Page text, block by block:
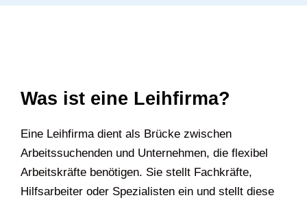
Was ist eine Leihfirma?
Eine Leihfirma dient als Brücke zwischen
Arbeitssuchenden und Unternehmen, die flexibel
Arbeitskräfte benötigen. Sie stellt Fachkräfte,
Hilfsarbeiter oder Spezialisten ein und stellt diese